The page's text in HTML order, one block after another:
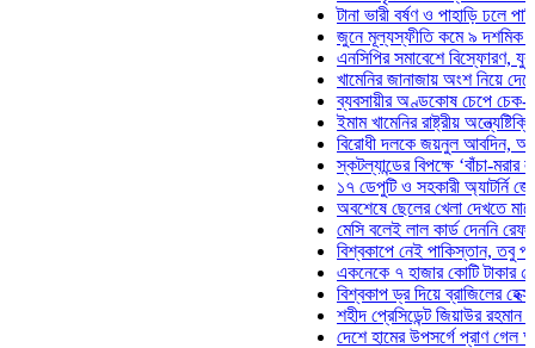
টানা ভারী বর্ষণ ও পাহাড়ি ঢলে পানিবন্দি
জুনে মূল্যস্ফীতি কমে ৯ দশমিক ১৬
এনসিপির সমাবেশে বিস্ফোরণ, যুবলীগের
খামেনির জানাজায় অংশ নিয়ে দেশে
ব্যবসায়ীর অণ্ডকোষ চেপে চেক-স্ট্যাম্পে
ইমাম খামেনির রাষ্ট্রীয় অন্ত্যেষ্টিক্রিয়ায়
বিরোধী দলকে জয়নুল আবদিন, আপনারা
স্কটল্যান্ডের বিপক্ষে ‘বাঁচা-মরার
১৭ ডেপুটি ও সহকারী অ্যাটর্নি
অবশেষে ছেলের খেলা দেখতে মাঠে
মেসি বলেই লাল কার্ড দেননি রেফারি!
বিশ্বকাপে নেই পাকিস্তান, তবু প্রতিটি
একনেকে ৭ হাজার কোটি টাকার ৫
বিশ্বকাপ ড্র দিয়ে ব্রাজিলের হেক্সা মিশন
শহীদ প্রেসিডেন্ট জিয়াউর রহমান
দেশে হামের উপসর্গে প্রাণ গেল আরও ৮